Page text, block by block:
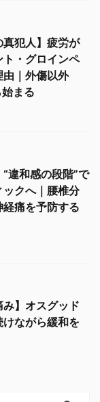
真犯人】疲労が
・グロインペ
｜外傷以外
まる
“違和感の段階”で
クへ｜腰椎分
痛を予防する
み】オスグッド
ながら緩和を